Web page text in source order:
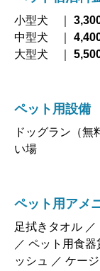
小型犬 ｜
中型犬 ｜
大型犬 ｜
ペット用設備
ドッグラン（無
い場
ペット用アメ
足拭きタオル
／ ペット用食
ッシュ ／ ケージ